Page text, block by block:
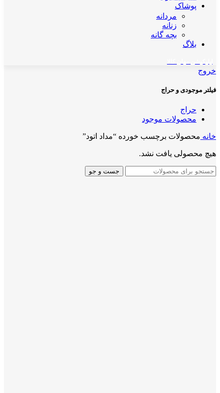
پوشاک
مردانه
زنانه
بچه گانه
بلاگ
خروج
فیلتر موجودی و حراج
حراج
محصولات موجود
خانه محصولات برچسب خورده “مداد اتود”
هیچ محصولی یافت نشد.
جست و جو